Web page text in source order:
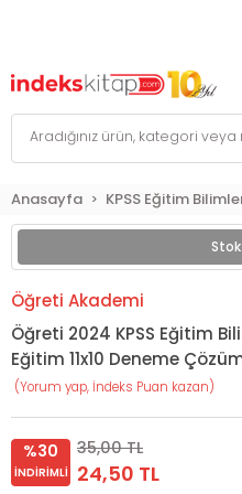
Anasayfa KPSS Eğitim
Öğreti Akademi
Öğreti 2024 KPSS Eğitim
Eğitim 11x10 Deneme
(Yorum yap, İndeks Puan kazan)
%30
İNDIRIMLI
35,00 TL
24,50 TL